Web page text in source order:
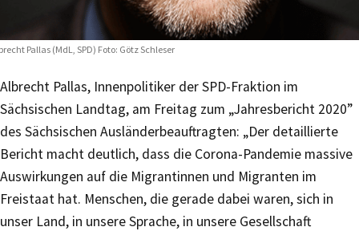
Pallas (MdL, SPD) Foto: Götz Schleser
Albrecht Pallas, Innenpolitiker der SPD-Fraktion im
Sächsischen Landtag, am Freitag zum „Jahresbericht 2020”
des Sächsischen Ausländerbeauftragten: „Der detaillierte
Bericht macht deutlich, dass die Corona-Pandemie massive
Auswirkungen auf die Migrantinnen und Migranten im
Freistaat hat. Menschen, die gerade dabei waren, sich in
unser Land, in unsere Sprache, in unsere Gesellschaft